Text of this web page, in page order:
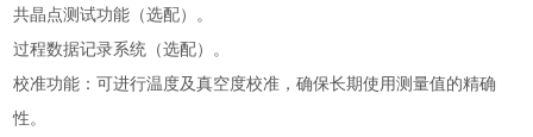
共晶点测试功能（选配）。
过程数据记录系统（选配）。
校准功能：可进行温度及真空度校准，确保长期使用测量值的精确
性。